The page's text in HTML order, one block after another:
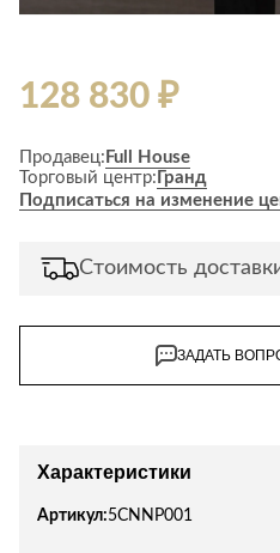
128 830 ₽
Продавец: Full House
Торговый центр: Гранд
Подписаться на изменение
Стоимость
ЗАДАТЬ
Характеристики
Артикул:5CNNP001